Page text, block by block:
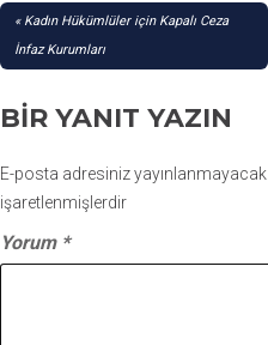
YAZI
GEZINMESI
Kadın Hükümlüler için Kapalı Ceza
İnfaz Kurumları
BIR YANIT YAZIN
E-posta adresiniz yayınlanmayacak.
işaretlenmişlerdir
Yorum *